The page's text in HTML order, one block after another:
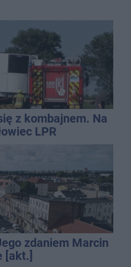
z kombajnem. Na
LPR
zdaniem Marcin
[akt.]